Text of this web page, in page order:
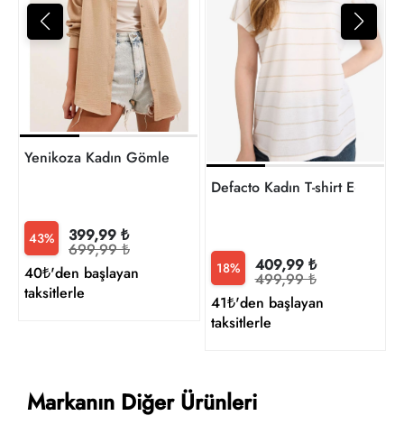
Yenikoza Kadın Gömlek
43% 399,99 ₺
699,99 ₺
40₺'den başlayan
taksitlerle
Defacto Kadın T-shirt
18% 409,99 ₺
499,99 ₺
41₺'den başlayan
taksitlerle
Markanın Diğer Ürünleri